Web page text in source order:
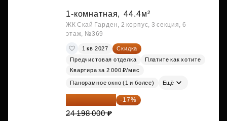
1-комнатная, 44.4м²
ЖК Скай Гарден, 2 корпус, 3 секция, 6
этаж, №369
1 кв 2027
Скидка
Предчистовая отделка
Платите как хотите
Квартира за 2 000 ₽/мес
Панорамное окно (1 и более) Ещё
20 084 340 ₽ -17%
24 198 000 ₽